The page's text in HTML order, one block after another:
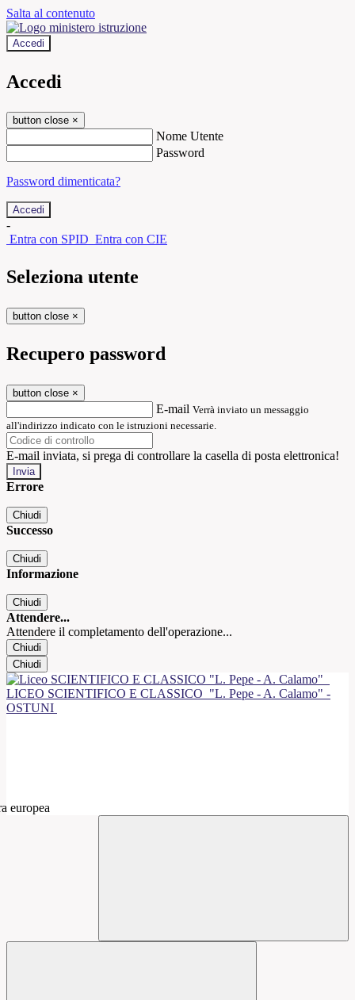
Salta al contenuto
Accedi
Accedi
button close ×
Nome Utente
Password
Password dimenticata?
-
Entra con SPID Entra con CIE
Seleziona utente
button close ×
Recupero password
button close ×
E-mail Verrà inviato un messaggio
all'indirizzo indicato con le istruzioni necessarie.
E-mail inviata, si prega di controllare la casella di posta elettronica!
Errore
Chiudi
Successo
Chiudi
Informazione
Chiudi
Attendere...
Attendere il completamento dell'operazione...
Chiudi
Chiudi
LICEO SCIENTIFICO E CLASSICO "L. Pepe - A. Calamo" -
OSTUNI